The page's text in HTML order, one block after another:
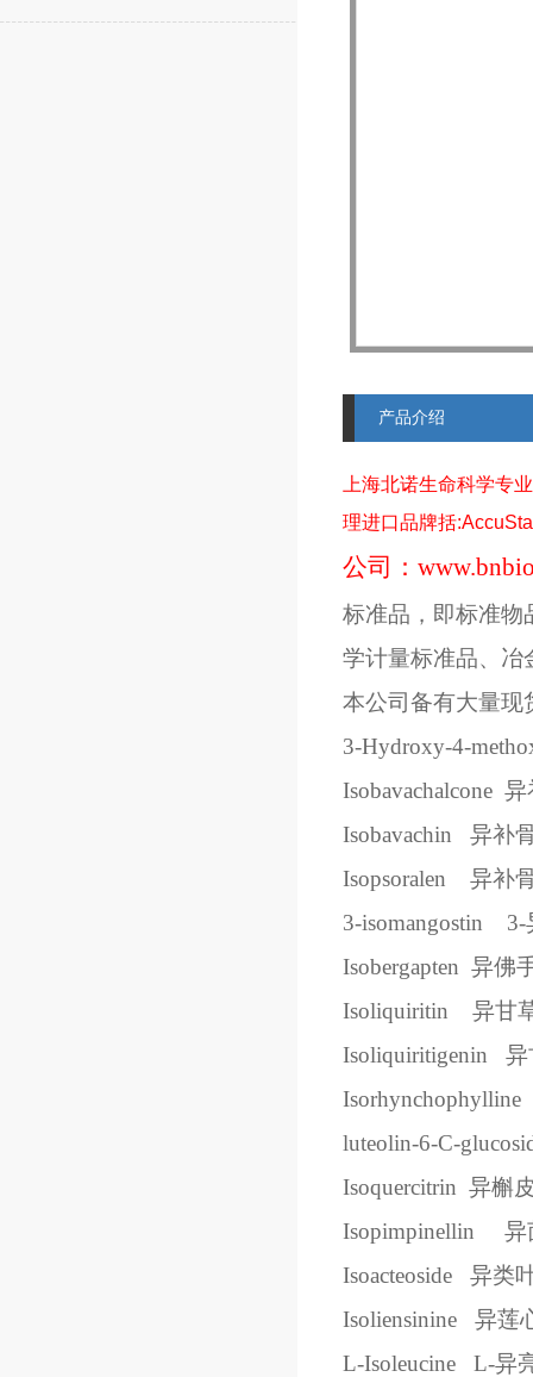
产品介绍
上海北诺生命科学专
理进口品牌括
公司：
标准品，即标准物
学计量标准品、冶
本公司备有大量现
3-Hydroxy-4-
Isobavachalcone 异
Isobavachin
异补
Isopsoralen
异补
3-isomangostin
3-
Isobergapten 异佛
Isoliquiritin
异甘
Isoliquiritigenin
异
Isorhynchophylline
luteolin-6-C-
Isoquercitrin 异槲
Isopimpinellin
异
Isoacteoside
异类
Isoliensinine
异莲
L-Isoleucine
L-异